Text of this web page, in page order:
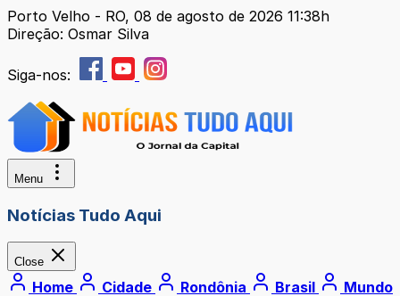
Porto Velho - RO, 08 de agosto de 2026 11:38h
Direção: Osmar Silva
Siga-nos:
Menu
Notícias Tudo Aqui
Close
Home Cidade Rondônia Brasil
Mundo